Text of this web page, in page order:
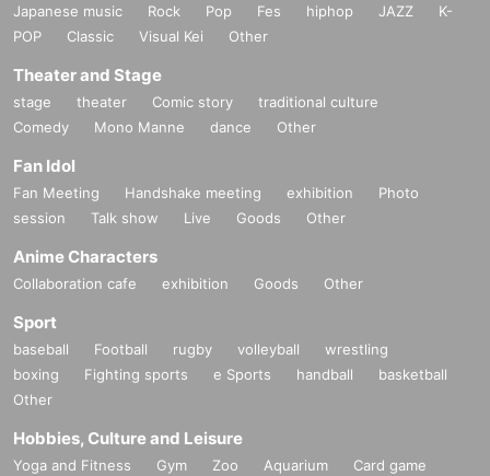
Japanese music Rock Pop Fes hiphop JAZZ
K-
POP
Classic Visual Kei Other
Theater and Stage
stage theater Comic story
traditional culture
Comedy
Mono Manne dance Other
Fan Idol
Fan Meeting Handshake meeting exhibition
Photo
session
Talk show Live Goods Other
Anime Characters
Collaboration cafe exhibition Goods Other
Sport
baseball Football rugby volleyball
wrestling
boxing
Fighting sports e Sports handball
basketball
Other
Hobbies, Culture and Leisure
Yoga and Fitness Gym Zoo Aquarium
Card game